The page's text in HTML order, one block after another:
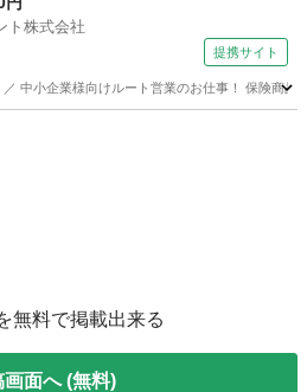
ト株式会社
提携サイト
中小企業様向けルート営業のお仕事！ 保険商
無料で掲載出来る
画面へ (無料)